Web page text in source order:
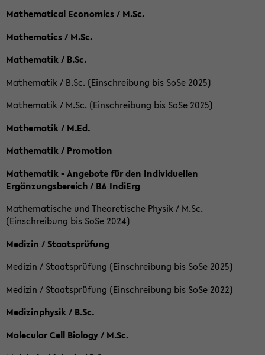
Mathematical Economics / M.Sc.
Mathematics / M.Sc.
Mathematik / B.Sc.
Mathematik / B.Sc. (Einschreibung bis SoSe 2025)
Mathematik / M.Sc. (Einschreibung bis SoSe 2025)
Mathematik / M.Ed.
Mathematik / Promotion
Mathematik - Angebote für den Individuellen
Ergänzungsbereich / BA IndiErg
Mathematische und Theoretische Physik / M.Sc.
(Einschreibung bis SoSe 2024)
Medizin / Staatsprüfung
Medizin / Staatsprüfung (Einschreibung bis SoSe 2025)
Medizin / Staatsprüfung (Einschreibung bis SoSe 2022)
Medizinphysik / B.Sc.
Molecular Cell Biology / M.Sc.